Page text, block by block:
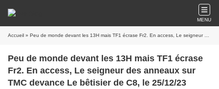
MENU
Accueil » Peu de monde devant les 13H mais TF1 écrase Fr2. En access, Le seigneur des anneaux sur TMC devance Le bêtisier de C8, le 25/12/23
Peu de monde devant les 13H mais TF1 écrase
Fr2. En access, Le seigneur des anneaux sur
TMC devance Le bêtisier de C8, le 25/12/23